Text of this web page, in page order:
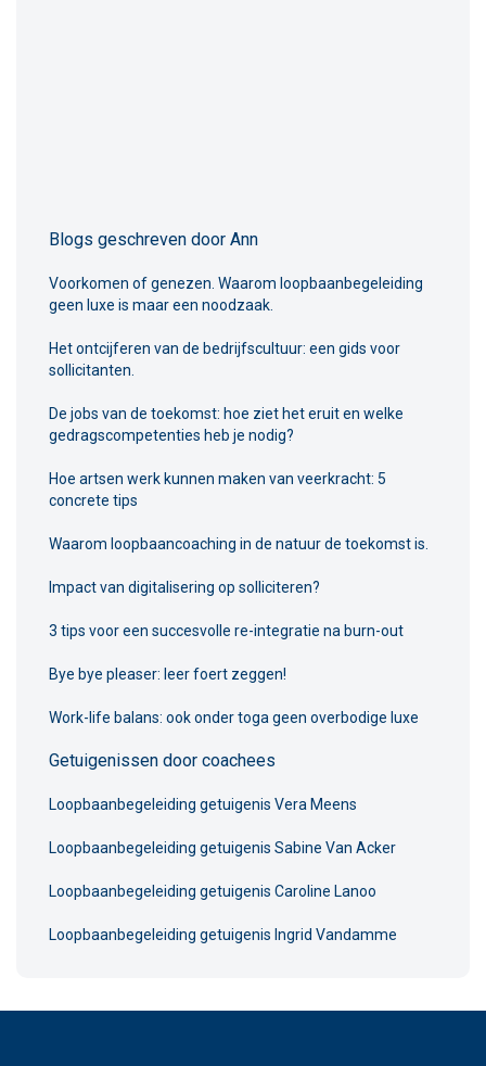
Blogs geschreven door Ann
Voorkomen of genezen. Waarom loopbaanbegeleiding
geen luxe is maar een noodzaak.
Het ontcijferen van de bedrijfscultuur: een gids voor
sollicitanten.
De jobs van de toekomst: hoe ziet het eruit en welke
gedragscompetenties heb je nodig?
Hoe artsen werk kunnen maken van veerkracht: 5
concrete tips
Waarom loopbaancoaching in de natuur de toekomst is.
Impact van digitalisering op solliciteren?
3 tips voor een succesvolle re-integratie na burn-out
Bye bye pleaser: leer foert zeggen!
Work-life balans: ook onder toga geen overbodige luxe
Getuigenissen door coachees
Loopbaanbegeleiding getuigenis Vera Meens
Loopbaanbegeleiding getuigenis Sabine Van Acker
Loopbaanbegeleiding getuigenis Caroline Lanoo
Loopbaanbegeleiding getuigenis Ingrid Vandamme